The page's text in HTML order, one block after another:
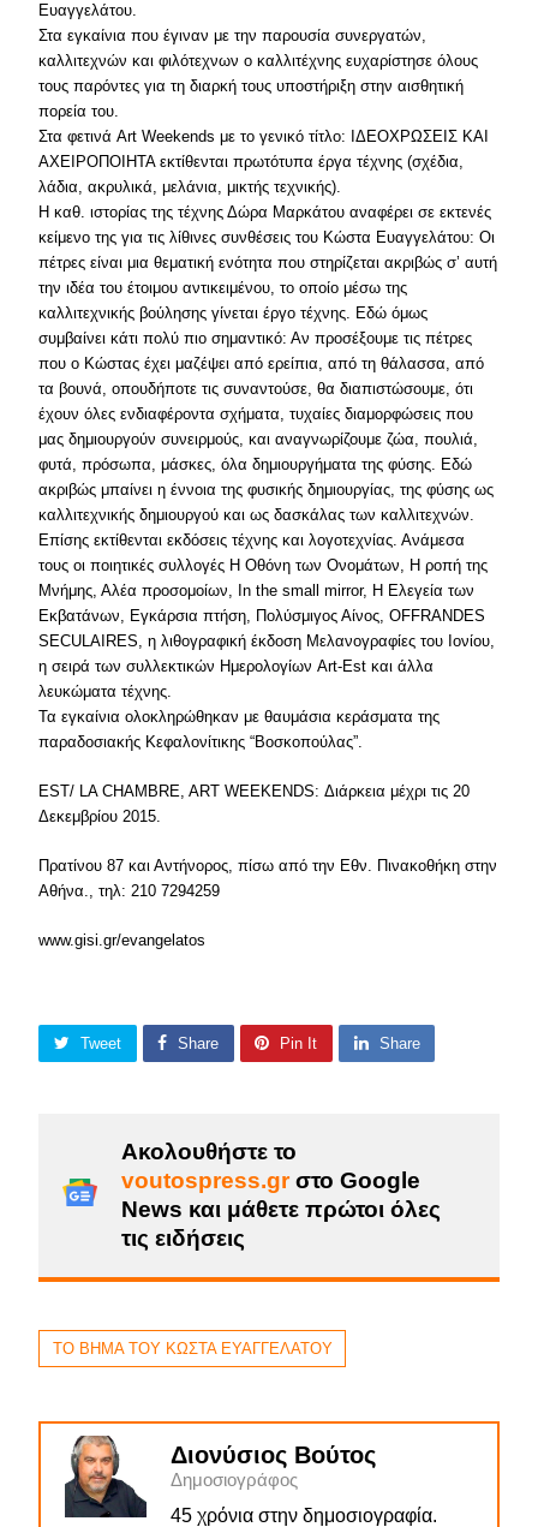
Ευαγγελάτου.
Στα εγκαίνια που έγιναν με την παρουσία συνεργατών,
καλλιτεχνών και φιλότεχνων ο καλλιτέχνης ευχαρίστησε όλους
τους παρόντες για τη διαρκή τους υποστήριξη στην αισθητική
πορεία του.
Στα φετινά Art Weekends με το γενικό τίτλο: ΙΔΕΟΧΡΩΣΕΙΣ ΚΑΙ
ΑΧΕΙΡΟΠΟΙΗΤΑ εκτίθενται πρωτότυπα έργα τέχνης (σχέδια,
λάδια, ακρυλικά, μελάνια, μικτής τεχνικής).
Η καθ. ιστορίας της τέχνης Δώρα Μαρκάτου αναφέρει σε εκτενές
κείμενο της για τις λίθινες συνθέσεις του Κώστα Ευαγγελάτου: Οι
πέτρες είναι μια θεματική ενότητα που στηρίζεται ακριβώς σ’ αυτή
την ιδέα του έτοιμου αντικειμένου, το οποίο μέσω της
καλλιτεχνικής βούλησης γίνεται έργο τέχνης. Εδώ όμως
συμβαίνει κάτι πολύ πιο σημαντικό: Αν προσέξουμε τις πέτρες
που ο Κώστας έχει μαζέψει από ερείπια, από τη θάλασσα, από
τα βουνά, οπουδήποτε τις συναντούσε, θα διαπιστώσουμε, ότι
έχουν όλες ενδιαφέροντα σχήματα, τυχαίες διαμορφώσεις που
μας δημιουργούν συνειρμούς, και αναγνωρίζουμε ζώα, πουλιά,
φυτά, πρόσωπα, μάσκες, όλα δημιουργήματα της φύσης. Εδώ
ακριβώς μπαίνει η έννοια της φυσικής δημιουργίας, της φύσης ως
καλλιτεχνικής δημιουργού και ως δασκάλας των καλλιτεχνών.
Επίσης εκτίθενται εκδόσεις τέχνης και λογοτεχνίας. Ανάμεσα
τους οι ποιητικές συλλογές Η Οθόνη των Ονομάτων, Η ροπή της
Μνήμης, Αλέα προσομοίων, In the small mirror, Η Ελεγεία των
Εκβατάνων, Εγκάρσια πτήση, Πολύσμιγος Αίνος, OFFRANDES
SECULAIRES, η λιθογραφική έκδοση Μελανογραφίες του Ιονίου,
η σειρά των συλλεκτικών Ημερολογίων Art-Est και άλλα
λευκώματα τέχνης.
Τα εγκαίνια ολοκληρώθηκαν με θαυμάσια κεράσματα της
παραδοσιακής Κεφαλονίτικης “Βοσκοπούλας”.
EST/ LA CHAMBRE, ART WEEKENDS: Διάρκεια μέχρι τις 20
Δεκεμβρίου 2015.
Πρατίνου 87 και Αντήνορος, πίσω από την Εθν. Πινακοθήκη στην
Αθήνα., τηλ: 210 7294259
www.gisi.gr/evangelatos
Tweet Share Pin It Share
Ακολουθήστε το
voutospress.grστο Google
News και μάθετε πρώτοι όλες
τις ειδήσεις
ΤΟ ΒΗΜΑ ΤΟΥ ΚΩΣΤΑ ΕΥΑΓΓΕΛΑΤΟΥ
Διονύσιος Βούτος
Δημοσιογράφος
45 χρόνια στην δημοσιογραφία.